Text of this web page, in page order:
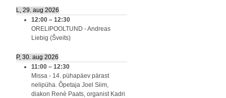
L, 29. aug 2026
12:00 – 12:30
ORELIPOOLTUND - Andreas
Liebig (Šveits)
P, 30. aug 2026
11:00 – 12:30
Missa - 14. pühapäev pärast
nelipüha. Õpetaja Joel Siim,
diakon Renè Paats, organist Kadri